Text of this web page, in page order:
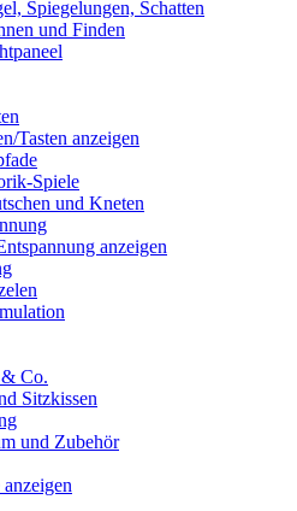
Spiegelungen, Schatten
und Finden
Tasten anzeigen
Spiele
und Kneten
anzeigen
Co.
Sitzkissen
und Zubehör